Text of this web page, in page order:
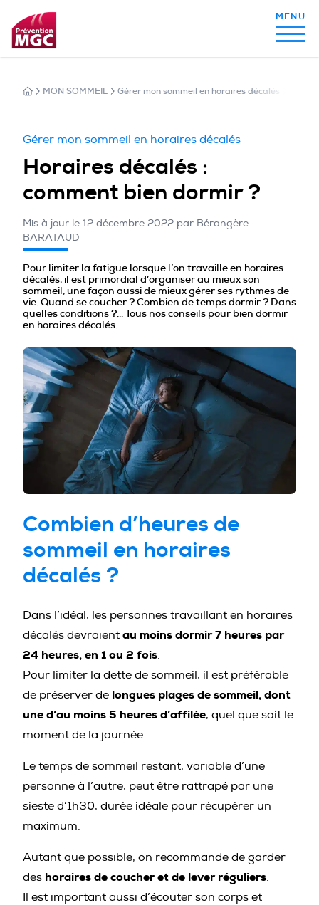
MON ALIMENTATION
MA SANTÉ AU QUOTIDIEN
PROFESSIONNELS DE LA PRÉVENTION
MON SOMMEIL Gérer mon sommeil en horaires décalés
Gérer mon sommeil en horaires décalés
Horaires décalés :
comment bien dormir ?
Mis à jour le 12 décembre 2022 par Bérangère
BARATAUD
Pour limiter la fatigue lorsque l’on travaille en horaires
décalés, il est primordial d’organiser au mieux son
sommeil, une façon aussi de mieux gérer ses rythmes de
vie. Quand se coucher ? Combien de temps dormir ? Dans
quelles conditions ?… Tous nos conseils pour bien dormir
en horaires décalés.
Combien d’heures de
sommeil en horaires
décalés ?
Dans l’idéal, les personnes travaillant en horaires
décalés devraient au moins dormir 7 heures par
24 heures, en 1 ou 2 fois.
Pour limiter la dette de sommeil, il est préférable
de préserver de longues plages de sommeil, dont
une d’au moins 5 heures d’affilée, quel que soit le
moment de la journée.
Le temps de sommeil restant, variable d’une
personne à l’autre, peut être rattrapé par une
sieste d’1h30, durée idéale pour récupérer un
maximum.
Autant que possible, on recommande de garder
des horaires de coucher et de lever réguliers.
Il est important aussi d’écouter son corps et